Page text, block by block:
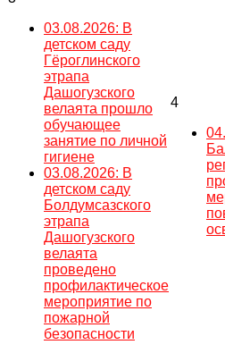
03.08.2026: В
детском саду
Гёроглинского
этрапа
Дашогузского
велаята прошло
обучающее
занятие по личной
гигиене
03.08.2026: В
детском саду
Болдумсазского
этрапа
Дашогузского
велаята
проведено
профилактическое
мероприятие по
пожарной
безопасности
4